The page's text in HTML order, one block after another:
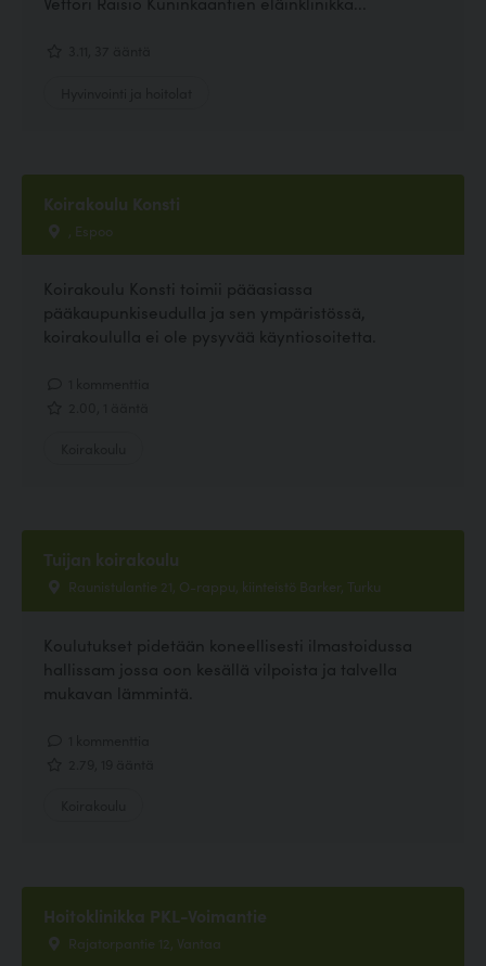
Koirakoulu Konsti
, Espoo
Koirakoulu Konsti toimii pääasiassa
pääkaupunkiseudulla ja sen ympäristössä,
koirakoululla ei ole pysyvää käyntiosoitetta.
Tuijan koirakoulu
Raunistulantie 21, O-rappu, kiinteistö Barker, Turku
Koulutukset pidetään koneellisesti ilmastoidussa
hallissam jossa oon kesällä vilpoista ja talvella
mukavan lämmintä.
Hoitoklinikka PKL-Voimantie
Rajatorpantie 12, Vantaa